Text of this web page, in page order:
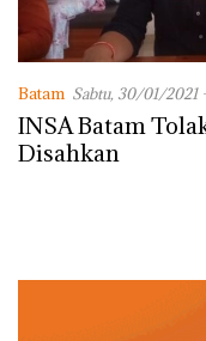
Batam Sabtu, 30/01/2021
INSA Batam
Disahkan